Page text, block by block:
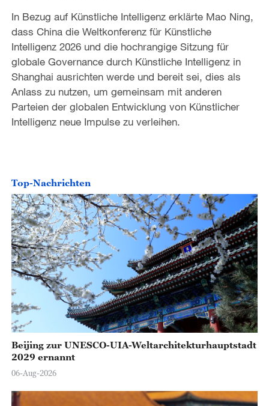
In Bezug auf Künstliche Intelligenz erklärte Mao Ning,
dass China die Weltkonferenz für Künstliche
Intelligenz 2026 und die hochrangige Sitzung für
globale Governance durch Künstliche Intelligenz in
Shanghai ausrichten werde und bereit sei, dies als
Anlass zu nutzen, um gemeinsam mit anderen
Parteien der globalen Entwicklung von Künstlicher
Intelligenz neue Impulse zu verleihen.
Top-Nachrichten
Beijing zur UNESCO-UIA-Weltarchitekturhauptstadt
2029 ernannt
06-Aug-2026